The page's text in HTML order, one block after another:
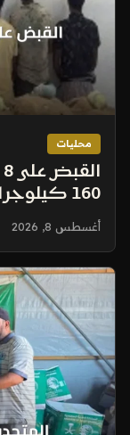
محليات
160 كيلوجرامًا من القات المخدر
أغسطس 8, 2026